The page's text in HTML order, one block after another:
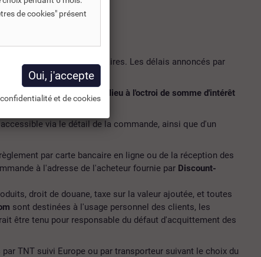
annoncés par ces prestataires. Les délais annoncés par
messagerie.
ne peuvent donner lieu à l'octroi de somme d'intérêt
via le détail de la commande, ainsi que d'un
par carte bancaire en ligne ou de la réception des
à l'adresse de l'acheteur fournie par Discount-
droit de douane, taxe sur la valeur ajoutée, et toutes
sont destinées à l'usage personnel des clients, les
être tenu pour responsable du défaut d'acquittement des
TNT suivi Europe ou par transporteur suivant le choix du
de cookies" présent
et de cookies